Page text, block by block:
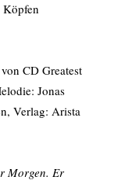
Köpfen
von CD Greatest
Jonas
Verlag: Arista
Morgen. Er